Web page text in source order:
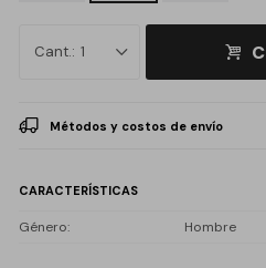
1
Métodos y costos de envío
CARACTERÍSTICAS
Género Hombre